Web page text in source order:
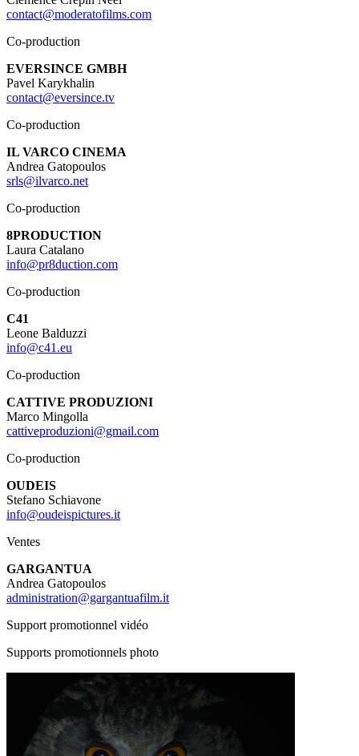
contact@moderatofilms.com
Co-production
EVERSINCE GMBH
Pavel Karykhalin
contact@eversince.tv
Co-production
IL VARCO CINEMA
Andrea Gatopoulos
srls@ilvarco.net
Co-production
8PRODUCTION
Laura Catalano
info@pr8duction.com
Co-production
C41
Leone Balduzzi
info@c41.eu
Co-production
CATTIVE PRODUZIONI
Marco Mingolla
cattiveproduzioni@gmail.com
Co-production
OUDEIS
Stefano Schiavone
info@oudeispictures.it
Ventes
GARGANTUA
Andrea Gatopoulos
administration@gargantuafilm.it
Support promotionnel vidéo
Supports promotionnels photo